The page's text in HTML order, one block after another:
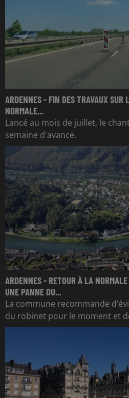
ARDENNES - FIN DES TRAVAUX SUR
NORMALE...
Lancé au mois de juillet, le
semaine d'avance.
ARDENNES - RETOUR À LA
UNE PANNE DU...
La commune recommande
du robinet pour le moment et